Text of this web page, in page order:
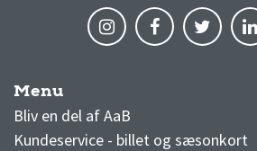
Menu
Bliv en del af AaB
Kundeservice - billet og sæsonkort